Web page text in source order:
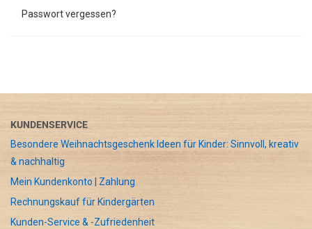
Passwort vergessen?
KUNDENSERVICE
Besondere Weihnachtsgeschenk Ideen für Kinder: Sinnvoll, kreativ
& nachhaltig
Mein Kundenkonto | Zahlung
Rechnungskauf für Kindergärten
Kunden-Service & -Zufriedenheit